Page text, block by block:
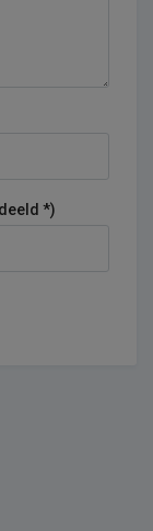
*)